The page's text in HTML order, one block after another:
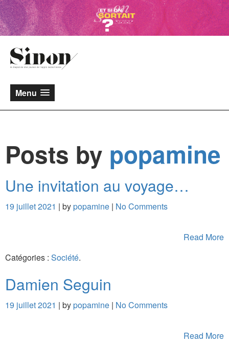
Menu
Posts by popamine
Une invitation au voyage…
19 juillet 2021 | bypopamine | No Comments
Read More
Catégories : Société.
Damien Seguin
19 juillet 2021 | bypopamine | No Comments
Read More